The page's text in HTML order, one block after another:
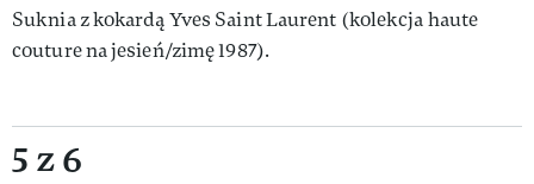
Suknia z kokardą Yves Saint Laurent (kolekcja haute
couture na jesień/zimę 1987).
5 z 6